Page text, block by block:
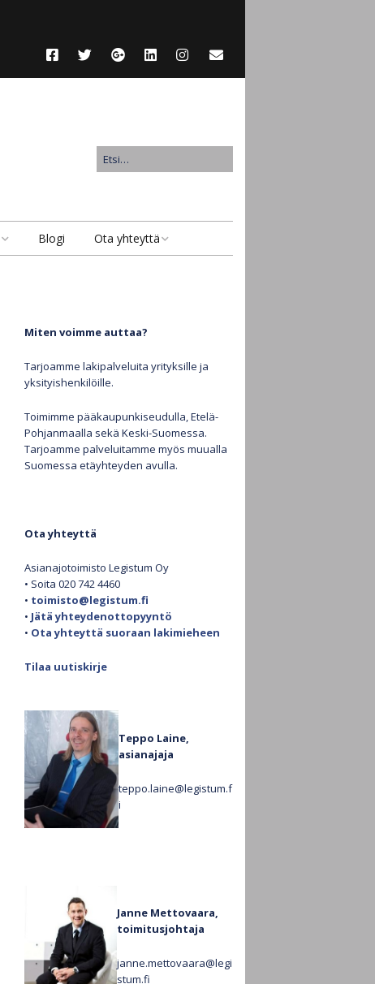
Blogi Ota yhteyttä
Evästekäytäntö (EU)
Miten voimme auttaa?
Tarjoamme lakipalveluita yrityksille ja
yksityishenkilöille.
Toimimme pääkaupunkiseudulla, Etelä-
Pohjanmaalla sekä Keski-Suomessa.
Tarjoamme palveluitamme myös muualla
Suomessa etäyhteyden avulla.
Ota yhteyttä
Asianajotoimisto Legistum Oy
• Soita 020 742 4460
• toimisto@legistum.fi
• Jätä yhteydenottopyyntö
• Ota yhteyttä suoraan lakimieheen
Tilaa uutiskirje
Teppo Laine,
asianajaja
teppo.laine@legistum.f
i
Janne Mettovaara,
toimitusjohtaja
janne.mettovaara@legi
stum.fi